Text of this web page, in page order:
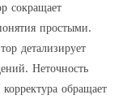
сокращает
простыми.
детализирует
Неточность
обращает